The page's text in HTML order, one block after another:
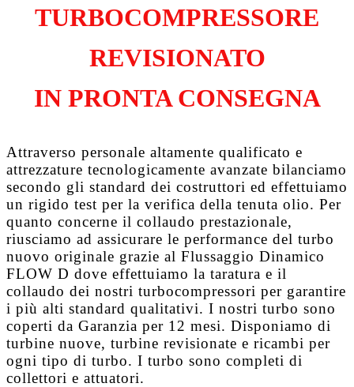
TURBOCOMPRESSORE
REVISIONATO
IN PRONTA CONSEGNA
Attraverso personale altamente qualificato e
attrezzature tecnologicamente avanzate bilanciamo
secondo gli standard dei costruttori ed effettuiamo
un rigido test per la verifica della tenuta olio. Per
quanto concerne il collaudo prestazionale,
riusciamo ad assicurare le performance del turbo
nuovo originale grazie al Flussaggio Dinamico
FLOW D dove effettuiamo la taratura e il
collaudo dei nostri turbocompressori per garantire
i più alti standard qualitativi. I nostri turbo sono
coperti da Garanzia per 12 mesi. Disponiamo di
turbine nuove, turbine revisionate e ricambi per
ogni tipo di turbo. I turbo sono completi di
collettori e attuatori.